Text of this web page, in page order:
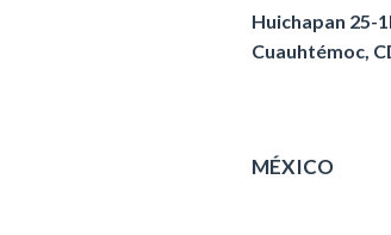
Huichapan 25-
Cuauhtémoc,
MÉXICO